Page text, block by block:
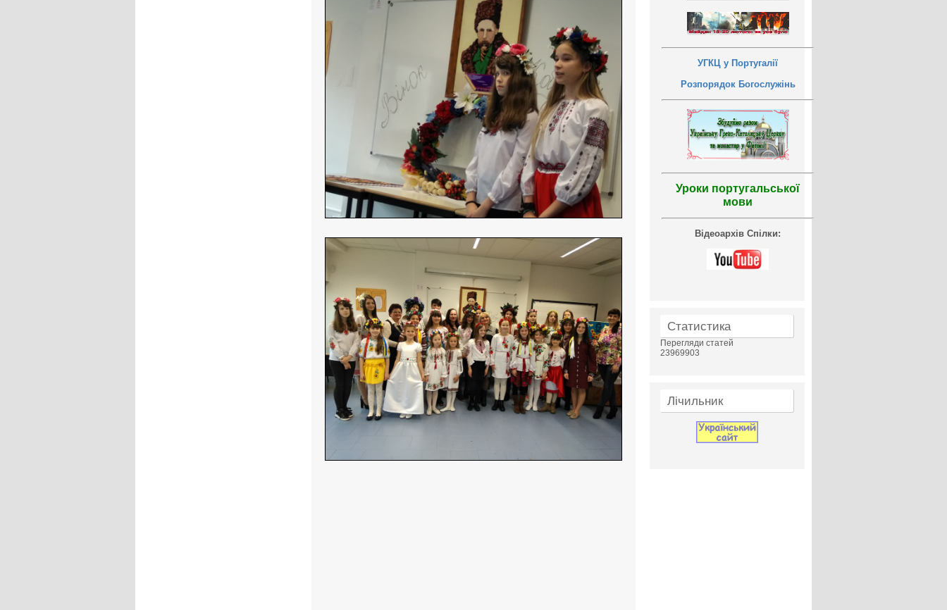
УГКЦ у Португалії
Розпорядок Богослужінь
Уроки португальської
мови
Відеоархів Спілки:
Статистика
Перегляди статей
23969903
Лічильник